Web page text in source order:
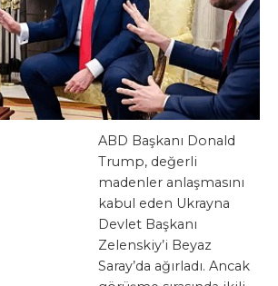
ABD Başkanı Donald
Trump, değerli
madenler anlaşmasını
kabul eden Ukrayna
Devlet Başkanı
Zelenskiy’i Beyaz
Saray’da ağırladı. Ancak